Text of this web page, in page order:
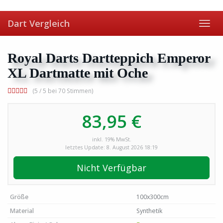
to
main
content
Dart Vergleich
Royal Darts Dartteppich Emperor
XL Dartmatte mit Oche
(5 / 5 bei 70 Stimmen)
83,95 €
inkl. 19% MwSt.
letztes Update: 8. August 2026 18:19
Nicht Verfügbar
Größe
100x300cm
Material
Synthetik